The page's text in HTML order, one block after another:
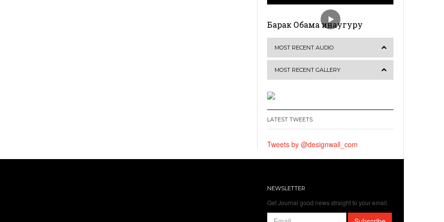
Барак Обама инаугуру
MOST RECENT AUDIO
MOST RECENT GALLERY
LATEST TWEETS
Tweets by @designwall_com
NEWSLETTER
Get Journal good news straight to your email.